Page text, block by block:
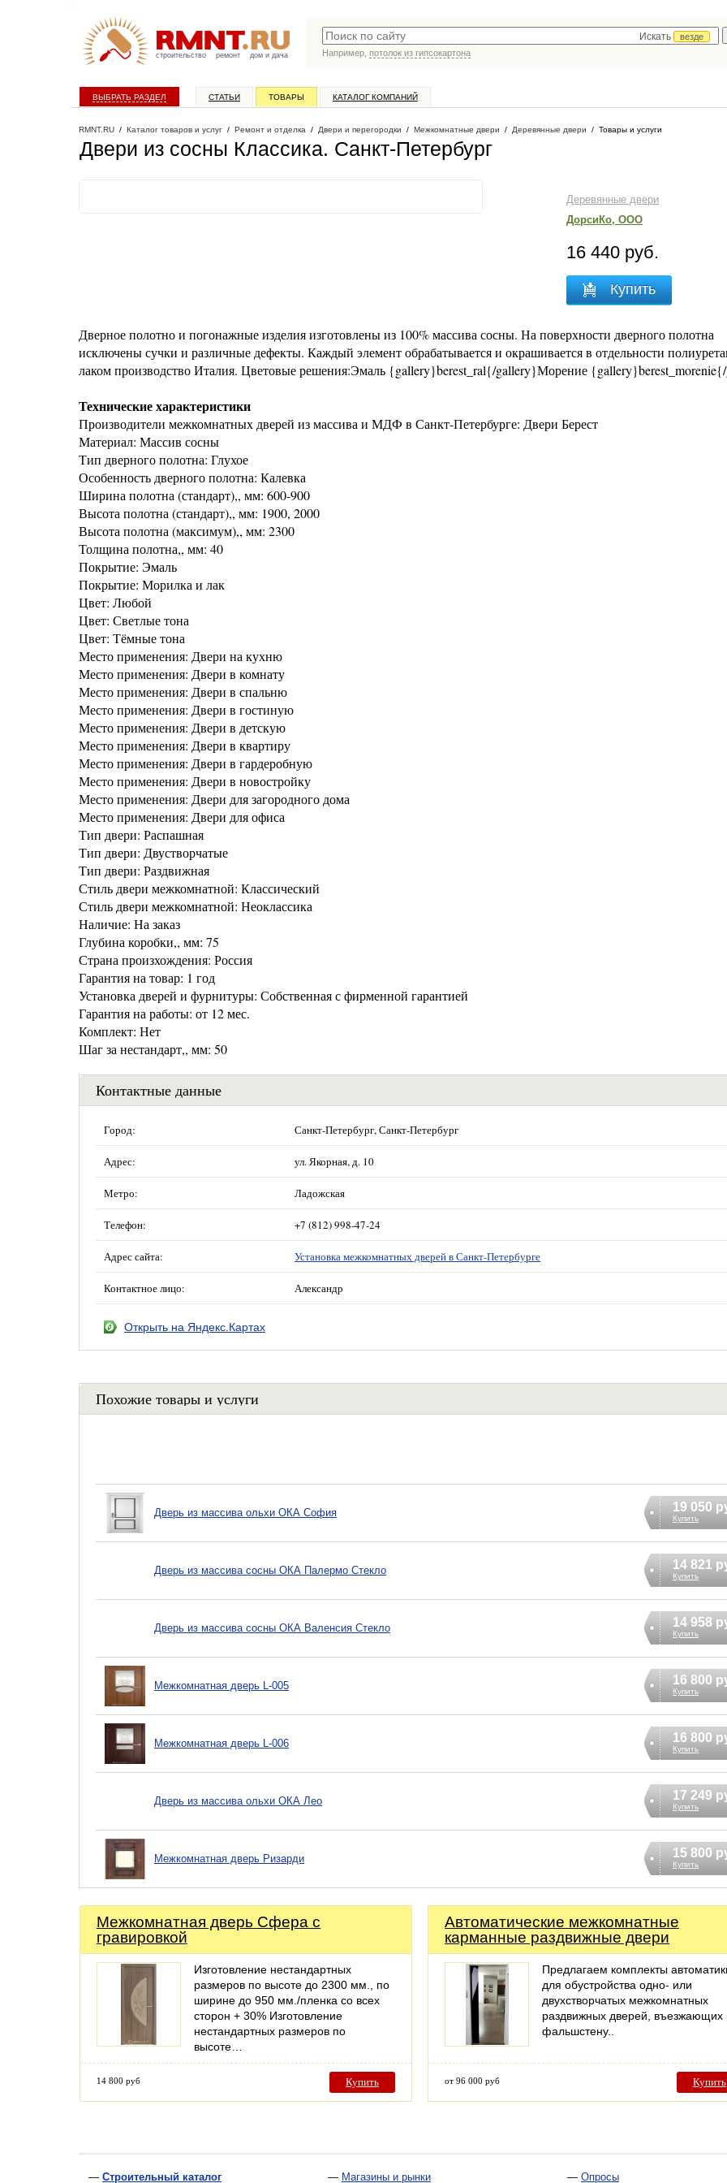
строительство ремонт дом и дача
Искать
везде
Например, потолок из гипсокартона
ВЫБРАТЬ РАЗДЕЛ СТАТЬИ ТОВАРЫ КАТАЛОГ КОМПАНИЙ
RMNT.RU / Каталог товаров и услуг / Ремонт и отделка / Двери и перегородки / Межкомнатные двери / Деревянные двери / Товары и услуги
Двери из сосны Классика. Санкт-Петербург
Деревянные двери
ДорсиКо, ООО
16 440 руб.
Купить
Дверное полотно и погонажные изделия изготовлены из 100% массива сосны. На поверхности дверного полотна
исключены сучки и различные дефекты. Каждый элемент обрабатывается и окрашивается в отдельности
лаком производство Италия. Цветовые решения:Эмаль {gallery}berest_ral{/gallery}Морение
Технические характеристики
Производители межкомнатных дверей из массива и МДФ в Санкт-Петербурге: Двери Берест
Материал: Массив сосны
Тип дверного полотна: Глухое
Особенность дверного полотна: Калевка
Ширина полотна (стандарт),, мм: 600-900
Высота полотна (стандарт),, мм: 1900, 2000
Высота полотна (максимум),, мм: 2300
Толщина полотна,, мм: 40
Покрытие: Эмаль
Покрытие: Морилка и лак
Цвет: Любой
Цвет: Светлые тона
Цвет: Тёмные тона
Место применения: Двери на кухню
Место применения: Двери в комнату
Место применения: Двери в спальню
Место применения: Двери в гостиную
Место применения: Двери в детскую
Место применения: Двери в квартиру
Место применения: Двери в гардеробную
Место применения: Двери в новостройку
Место применения: Двери для загородного дома
Место применения: Двери для офиса
Тип двери: Распашная
Тип двери: Двустворчатые
Тип двери: Раздвижная
Стиль двери межкомнатной: Классический
Стиль двери межкомнатной: Неоклассика
Наличие: На заказ
Глубина коробки,, мм: 75
Страна произхождения: Россия
Гарантия на товар: 1 год
Установка дверей и фурнитуры: Собственная с фирменной гарантией
Гарантия на работы: от 12 мес.
Комплект: Нет
Шаг за нестандарт,, мм: 50
Контактные данные
Город: Санкт-Петербург, Санкт-Петербург
Адрес: ул. Якорная, д. 10
Метро: Ладожская
Телефон: +7 (812) 998-47-24
Адрес сайта: Установка межкомнатных дверей в Санкт-Петербурге
Контактное лицо: Александр
Открыть на Яндекс.Картах
Похожие товары и услуги
Дверь из массива ольхи ОКА София 19 050
Купить
Дверь из массива сосны ОКА Палермо Стекло 14 821
Купить
Дверь из массива сосны ОКА Валенсия Стекло 14 958
Купить
Межкомнатная дверь L-005 16 800
Купить
Межкомнатная дверь L-006 16 800
Купить
Дверь из массива ольхи ОКА Лео 17 249
Купить
Межкомнатная дверь Ризарди 15 800
Купить
Межкомнатная дверь Сфера с
гравировкой
Изготовление нестандартных
размеров по высоте до 2300 мм., по
ширине до 950 мм./пленка со всех
сторон + 30% Изготовление
нестандартных размеров по
высоте…
14 800 руб Купить
Автоматические межкомнатные
карманные раздвижные двери
Предлагаем комплекты
для обустройства одно- или
двухстворчатых межкомнатных
раздвижных дверей, въезжающих
фальшстену..
от 96 000 руб Купить
— Строительный каталог
— Магазины и рынки
— Опросы